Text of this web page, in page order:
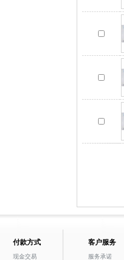
付款方式
现金交易
客户服务
服务承诺